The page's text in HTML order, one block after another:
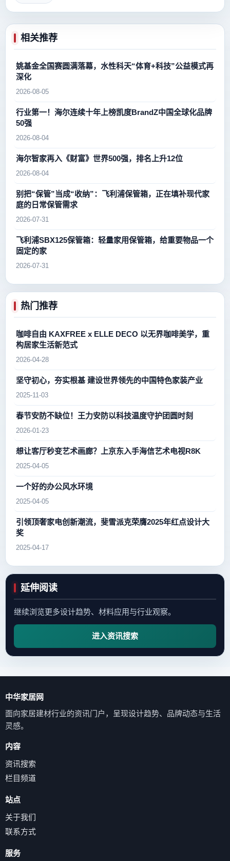
相关推荐
姚基金全国赛圆满落幕，水性科天“体育+科技”公益模式再
深化
2026-08-05
行业第一！海尔连续十年上榜凯度BrandZ中国全球化品牌
50强
2026-08-04
海尔智家再入《财富》世界500强，排名上升12位
2026-08-04
别把“保管”当成“收纳”：飞利浦保管箱，正在填补现代家
庭的日常保管需求
2026-07-31
飞利浦SBX125保管箱：轻量家用保管箱，给重要物品一个
固定的家
2026-07-31
热门推荐
咖啡自由 KAXFREE x ELLE DECO 以无界咖啡美学，重
构居家生活新范式
2026-04-28
坚守初心，夯实根基 建设世界领先的中国特色家装产业
2025-11-03
春节安防不缺位！王力安防以科技温度守护团圆时刻
2026-01-23
想让客厅秒变艺术画廊？上京东入手海信艺术电视R8K
2025-04-05
一个好的办公风水环境
2025-04-05
引领顶奢家电创新潮流，斐雪派克荣膺2025年红点设计大
奖
2025-04-17
延伸阅读
继续浏览更多设计趋势、材料应用与行业观察。
进入资讯搜索
中华家居网
面向家居建材行业的资讯门户，呈现设计趋势、品牌动态与生活
灵感。
内容
资讯搜索
栏目频道
站点
关于我们
联系方式
服务